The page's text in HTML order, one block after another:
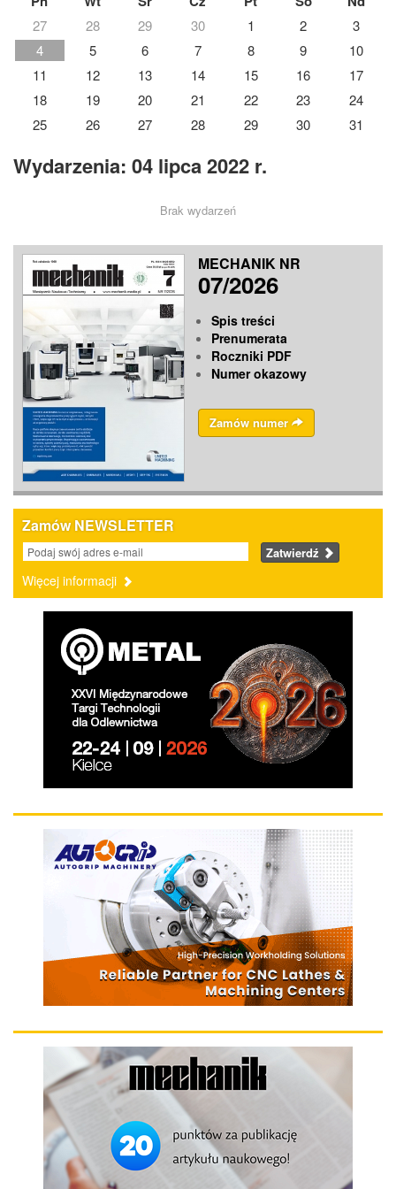
27 28 29 30 1 2
3
4
5 6 7 8 9
10
11
12 13 14 15 16
17
18
19 20 21 22 23
24
25
26 27 28 29 30 31
Wydarzenia: 04 lipca 2022 r.
Brak wydarzeń
MECHANIK NR
07/2026
Spis treści
Prenumerata
Roczniki PDF
Numer okazowy
Zamów numer
Zamów NEWSLETTER
Zatwierdź
Więcej informacji